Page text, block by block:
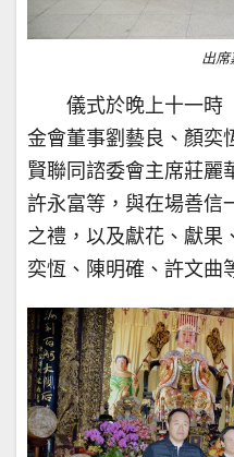
出席
儀式於晚上十一時
金會董事劉藝良、顏奕
賢聯同諮委會主席莊麗
許永富等，與在場善信
之禮，以及獻花、獻果
奕恆、陳明確、許文曲